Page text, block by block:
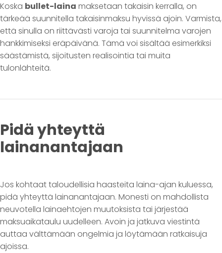
Koska bullet-laina maksetaan takaisin kerralla, on
tärkeää suunnitella takaisinmaksu hyvissä ajoin. Varmista,
että sinulla on riittävästi varoja tai suunnitelma varojen
hankkimiseksi eräpäivänä. Tämä voi sisältää esimerkiksi
säästämistä, sijoitusten realisointia tai muita
tulonlähteitä.
Pidä yhteyttä
lainanantajaan
Jos kohtaat taloudellisia haasteita laina-ajan kuluessa,
pidä yhteyttä lainanantajaan. Monesti on mahdollista
neuvotella lainaehtojen muutoksista tai järjestää
maksuaikataulu uudelleen. Avoin ja jatkuva viestintä
auttaa välttämään ongelmia ja löytämään ratkaisuja
ajoissa.